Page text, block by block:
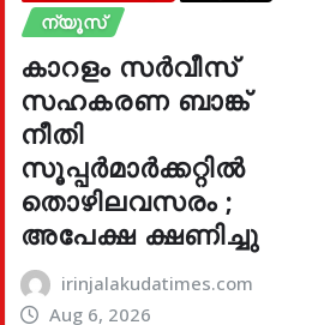
ന്യൂസ്
കാറളം സർവീസ്
സഹകരണ ബാങ്ക്
നീതി
സൂപ്പർമാർക്കറ്റിൽ
തൊഴിലവസരം ;
അപേക്ഷ ക്ഷണിച്ചു
irinjalakudatimes.com
Aug 6, 2026